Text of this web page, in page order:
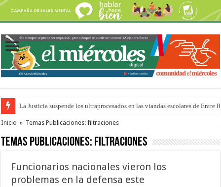
La Justicia suspende los ultraprocesados en las viandas escolares de Entre
Se presentará la obra “La Runfla de los Macanos”
Inicio » Temas Publicaciones: filtraciones
Temas Publicaciones: filtraciones
Funcionarios nacionales vieron los
problemas en la defensa este